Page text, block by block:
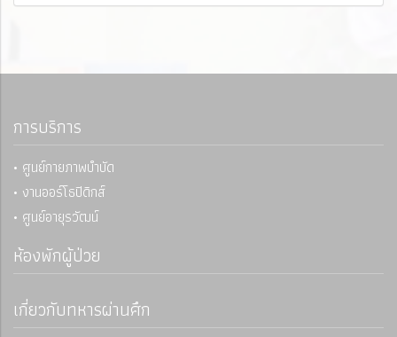
การบริการ
• ศูนย์กายภาพบำบัด
• งานออร์โธปิดิกส์
• ศูนย์อายุรวัฒน์
ห้องพักผู้ป่วย
เกี่ยวกับทหารผ่านศึก